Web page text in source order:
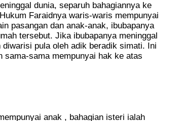
dunia, separuh bahagiannya ke
Faraidnya waris-waris mempunyai
pasangan dan anak-anak, ibubapanya
tersebut. Jika ibubapanya meninggal
pula oleh adik beradik simati. Ini
sama-sama mempunyai hak ke atas
anak , bahagian isteri ialah